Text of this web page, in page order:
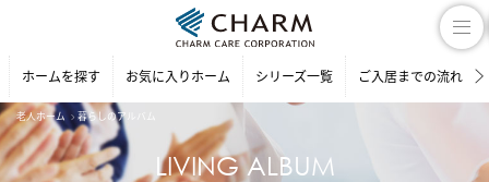
ホームを探す お気に入りホーム シリーズ一覧 ご入居までの流れ
老人ホーム 暮らしのアルバム
LIVING ALBUM